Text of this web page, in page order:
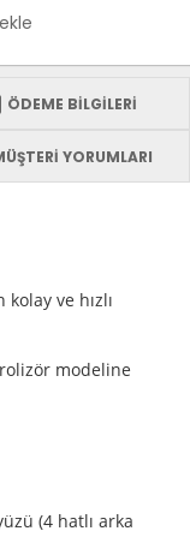
ÖDEME BİLGİLERİ
YORUMLARI
ve hızlı
modeline
(4 hatlı arka